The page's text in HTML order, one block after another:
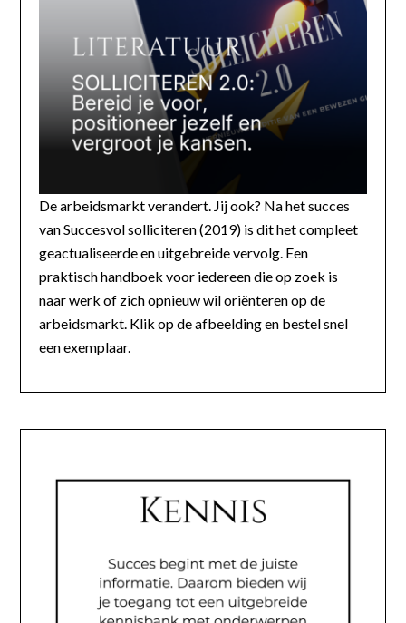
De arbeidsmarkt verandert. Jij ook? Na het succes
van Succesvol solliciteren (2019) is dit het compleet
geactualiseerde en uitgebreide vervolg. Een
praktisch handboek voor iedereen die op zoek is
naar werk of zich opnieuw wil oriënteren op de
arbeidsmarkt. Klik op de afbeelding en bestel snel
een exemplaar.